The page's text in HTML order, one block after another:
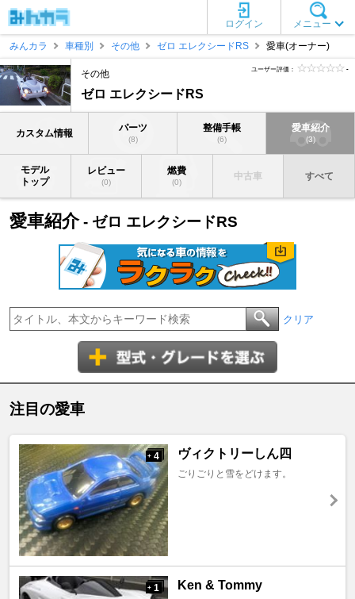
メニュー
ログイン
みんカラ
車種別 その他 ゼロ エレクシードRS 愛車(オーナー)
その他
ゼロ エレクシードRS
ユーザー評価： -
カスタム情報 パーツ
(8)
整備手帳
(6)
愛車紹介
(3)
モデル
トップ
レビュー
(0)
燃費
(0)
中古車 すべて
愛車紹介- ゼロ エレクシードRS
クリア
注目の愛車
+ 4 ヴィクトリーしん四
ごりごりと雪をどけます。
+ 1 Ken & Tommy